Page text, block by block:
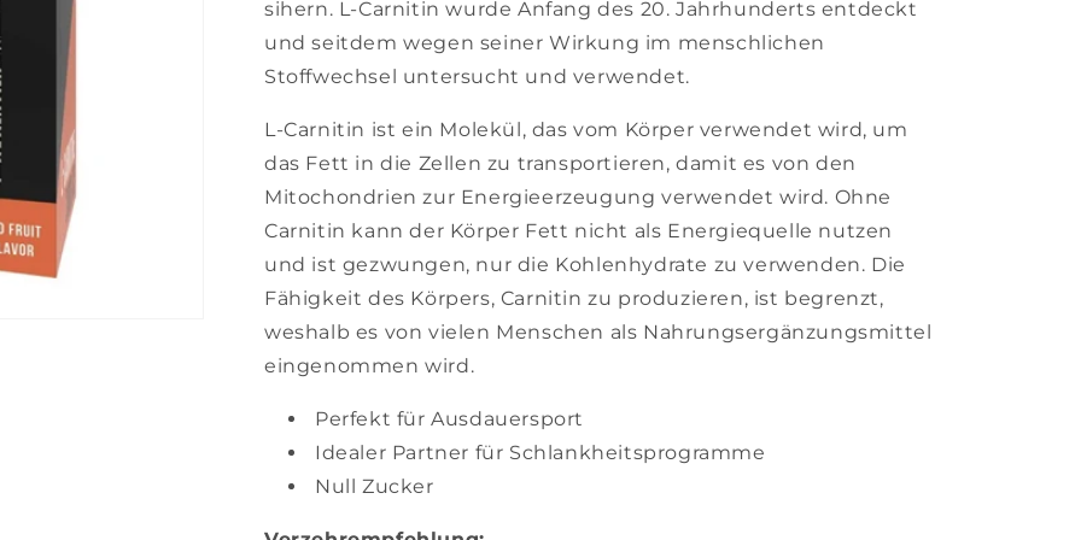
sihern. L-Carnitin wurde Anfang des 20. Jahrhunderts entdeckt
und seitdem wegen seiner Wirkung im menschlichen
Stoffwechsel untersucht und verwendet.
L-Carnitin ist ein Molekül, das vom Körper verwendet wird, um
das Fett in die Zellen zu transportieren, damit es von den
Mitochondrien zur Energieerzeugung verwendet wird. Ohne
Carnitin kann der Körper Fett nicht als Energiequelle nutzen
und ist gezwungen, nur die Kohlenhydrate zu verwenden. Die
Fähigkeit des Körpers, Carnitin zu produzieren, ist begrenzt,
weshalb es von vielen Menschen als Nahrungsergänzungsmittel
eingenommen wird.
Perfekt für Ausdauersport
Idealer Partner für Schlankheitsprogramme
Null Zucker